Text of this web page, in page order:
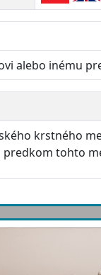
alebo inému
krstného
tohto